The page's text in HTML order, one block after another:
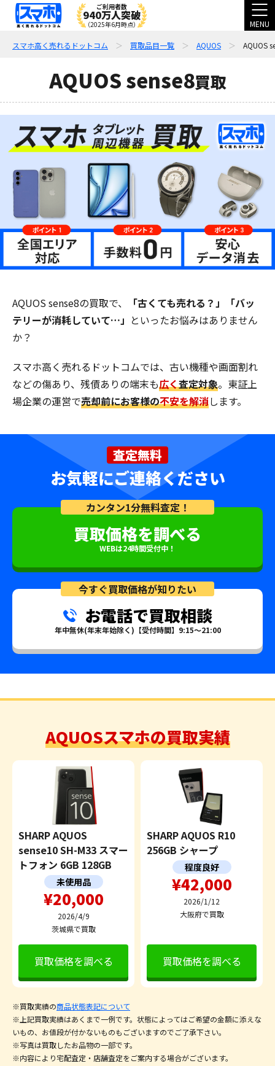
ご利用者数
940万人突破
（2025年6月時点） MENU
スマホ高く売れるドットコム 買取品目一覧 AQUOS AQUOS
AQUOS sense8買取
AQUOS sense8の買取で、
「古くても売れる？」「バッ
テリーが消耗していて…」 といったお悩みはありません
か？
スマホ高く売れるドットコムでは、古い機種や画面割れ
などの傷あり、残債ありの端末も広く査定対象。東証上
場企業の運営で売却前にお客様の不安を解消します。
査定無料
お気軽にご連絡ください
カンタン1分無料査定！
買取価格を調べる
WEBは24時間受付中！
今すぐ買取価格が知りたい
お電話で買取相談
年中無休(年末年始除く)【受付時間】9:15～21:00
AQUOSスマホの買取実績
SHARP AQUOS
sense10 SH-M33 スマー
トフォン 6GB 128GB
未使用品
¥20,000
2026/4/9
茨城県で買取
買取価格を調べる
SHARP AQUOS R10
256GB シャープ
程度良好
¥42,000
2026/1/12
大阪府で買取
買取価格を調べる
※買取実績の商品状態表記について
※上記買取実績はあくまで一例です。状態によってはご希望の金額に添えな
いもの、お値段が付かないものもございますのでご了承下さい。
※写真は買取したお品物の一部です。
※内容により宅配査定・店舗査定をご案内する場合がございます。